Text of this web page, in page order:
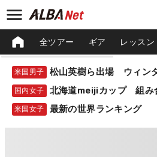
全ツアー ギア レッスン
米国男子 松山英樹ら出場 ウィン
国内女子 北海道meijiカップ 組み
米国女子 最新の世界ランキング